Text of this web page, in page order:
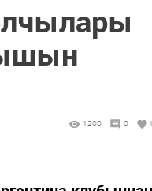
1200 0